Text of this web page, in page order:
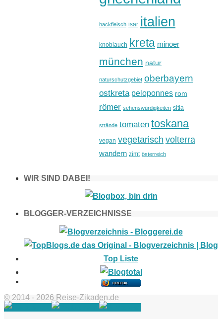
hackfleisch isar italien
knoblauch kreta minoer
münchen natur
naturschutzgebiet oberbayern
ostkreta peloponnes rom
römer sehenswürdigkeiten sitia
strände tomaten toskana
vegan vegetarisch volterra
wandern zimt österreich
WIR SIND DABEI!
BLOGGER-VERZEICHNISSE
FIREFOX
© 2014 - 2026 Reise-Zikaden.de